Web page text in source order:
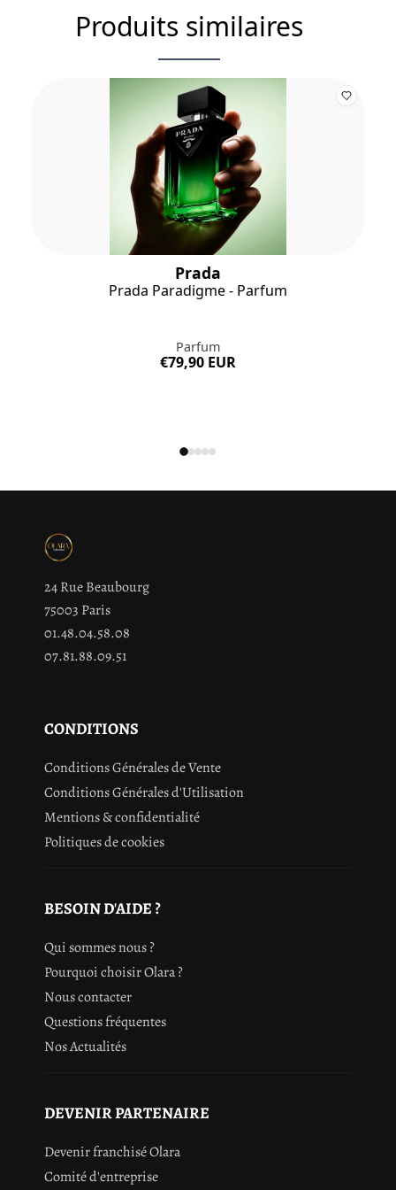
Produits similaires
Prada
Prada Paradigme - Parfum
Parfum
€79,90 EUR
24 Rue Beaubourg
75003 Paris
01.48.04.58.08
07.81.88.09.51
CONDITIONS
Conditions Générales de Vente
Conditions Générales d'Utilisation
Mentions & confidentialité
Politiques de cookies
BESOIN D'AIDE ?
Qui sommes nous ?
Pourquoi choisir Olara ?
Nous contacter
Questions fréquentes
Nos Actualités
DEVENIR PARTENAIRE
Devenir franchisé Olara
Comité d'entreprise